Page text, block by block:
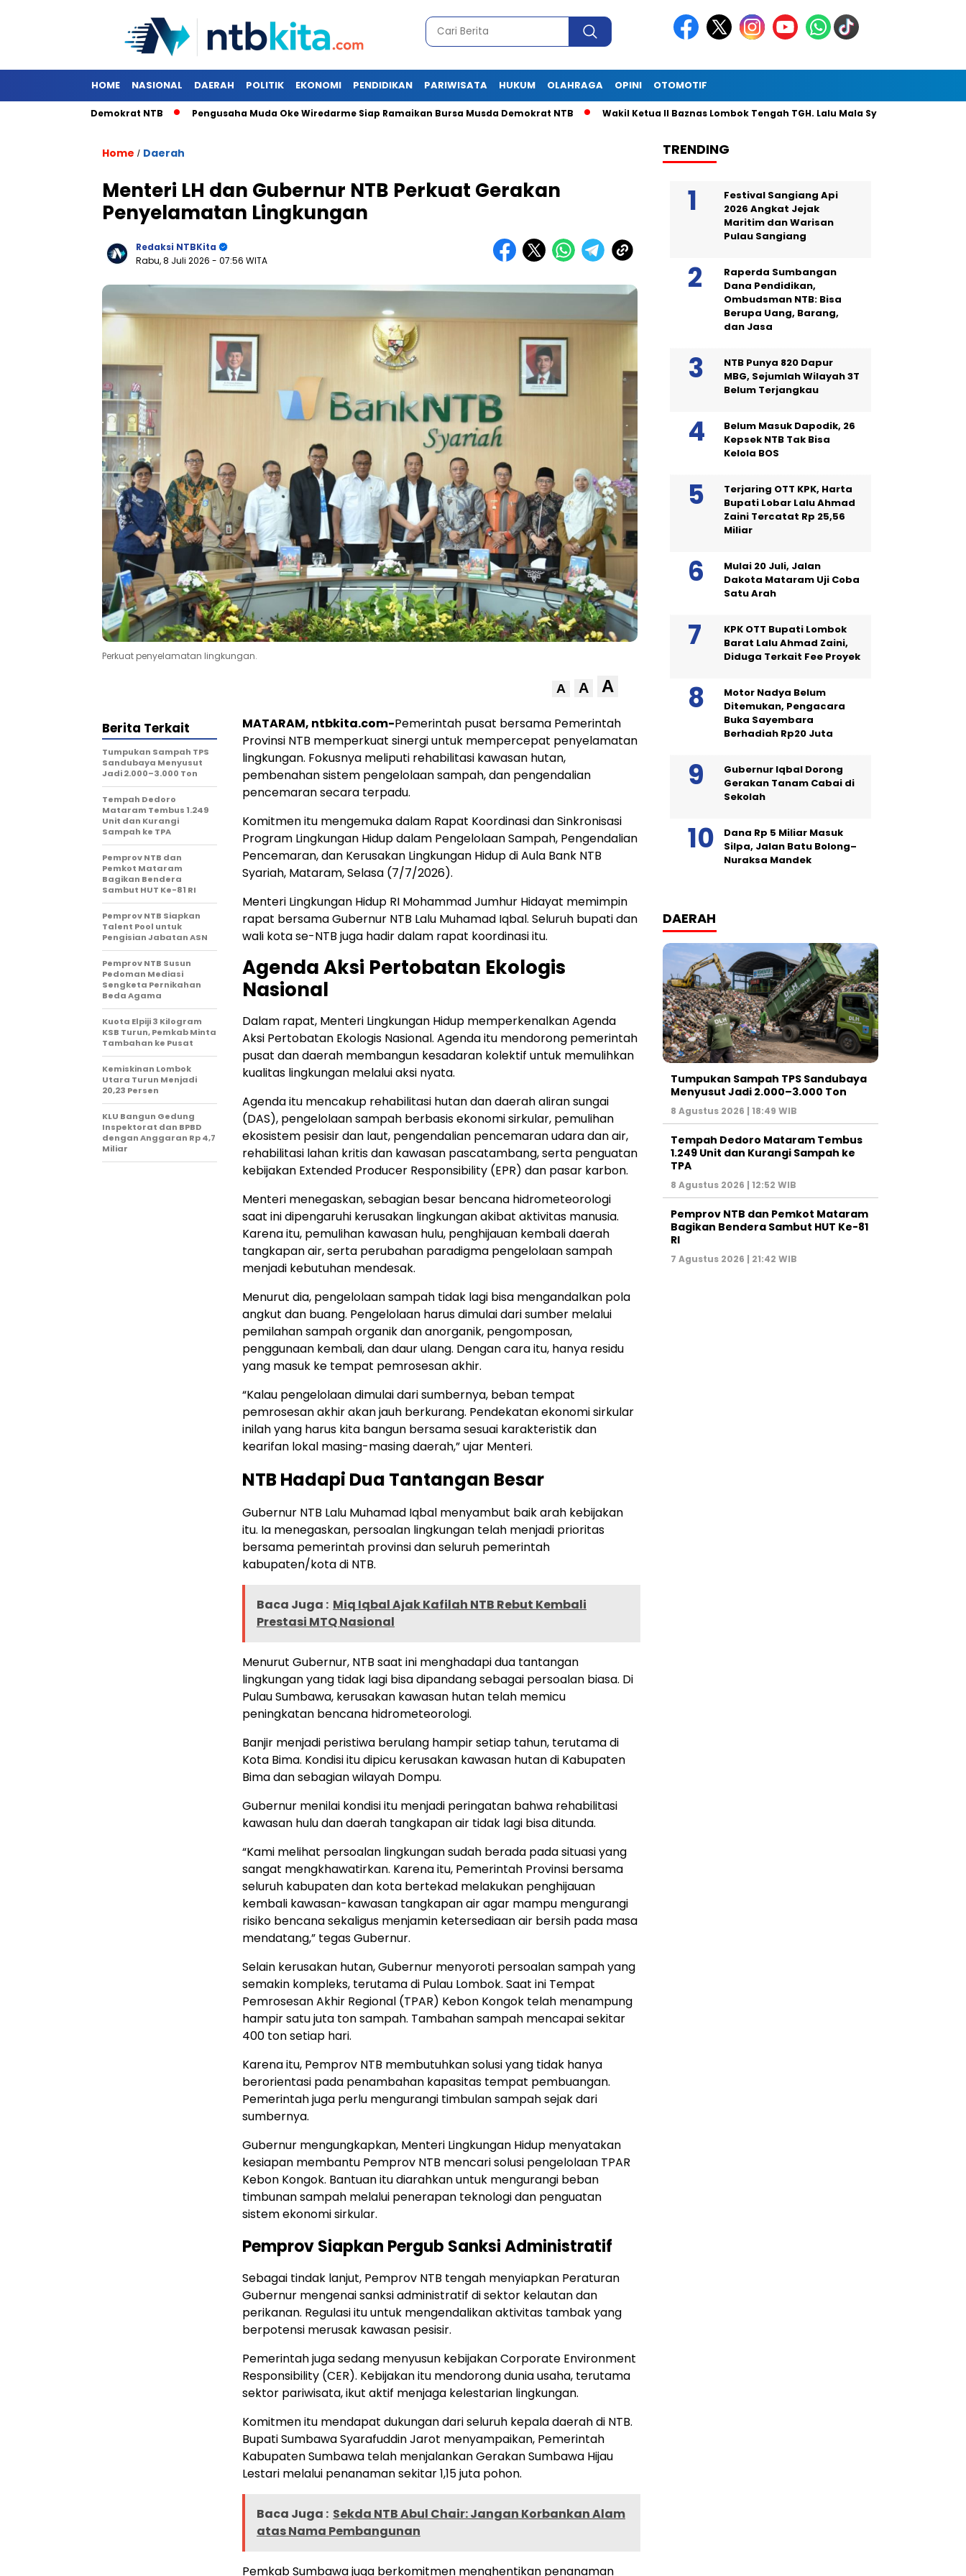
HOME NASIONAL DAERAH POLITIK EKONOMI PENDIDIKAN PARIWISATA HUKUM OLAHRAGA OPINI OTOMOTIF
Musda Demokrat NTB Pengusaha Muda Oke Wiredarme Siap Ramaikan Bursa Musda Demokrat NTB Wakil Ketua II Baznas Lombok Tengah TGH. Lalu Mala Syar’i Serahkan Bantuan
Home / Daerah
Menteri LH dan Gubernur NTB Perkuat Gerakan
Penyelamatan Lingkungan
Redaksi NTBKita
Rabu, 8 Juli 2026 - 07:56 WITA
Perkuat penyelamatan lingkungan.
A A A
MATARAM, ntbkita.com-Pemerintah pusat bersama Pemerintah
Provinsi NTB memperkuat sinergi untuk mempercepat penyelamatan
lingkungan. Fokusnya meliputi rehabilitasi kawasan hutan,
pembenahan sistem pengelolaan sampah, dan pengendalian
pencemaran secara terpadu.
Komitmen itu mengemuka dalam Rapat Koordinasi dan Sinkronisasi
Program Lingkungan Hidup dalam Pengelolaan Sampah, Pengendalian
Pencemaran, dan Kerusakan Lingkungan Hidup di Aula Bank NTB
Syariah, Mataram, Selasa (7/7/2026).
Menteri Lingkungan Hidup RI Mohammad Jumhur Hidayat memimpin
rapat bersama Gubernur NTB Lalu Muhamad Iqbal. Seluruh bupati dan
wali kota se-NTB juga hadir dalam rapat koordinasi itu.
Agenda Aksi Pertobatan Ekologis
Nasional
Dalam rapat, Menteri Lingkungan Hidup memperkenalkan Agenda
Aksi Pertobatan Ekologis Nasional. Agenda itu mendorong pemerintah
pusat dan daerah membangun kesadaran kolektif untuk memulihkan
kualitas lingkungan melalui aksi nyata.
Agenda itu mencakup rehabilitasi hutan dan daerah aliran sungai
(DAS), pengelolaan sampah berbasis ekonomi sirkular, pemulihan
ekosistem pesisir dan laut, pengendalian pencemaran udara dan air,
rehabilitasi lahan kritis dan kawasan pascatambang, serta penguatan
kebijakan Extended Producer Responsibility (EPR) dan pasar karbon.
Menteri menegaskan, sebagian besar bencana hidrometeorologi
saat ini dipengaruhi kerusakan lingkungan akibat aktivitas manusia.
Karena itu, pemulihan kawasan hulu, penghijauan kembali daerah
tangkapan air, serta perubahan paradigma pengelolaan sampah
menjadi kebutuhan mendesak.
Menurut dia, pengelolaan sampah tidak lagi bisa mengandalkan pola
angkut dan buang. Pengelolaan harus dimulai dari sumber melalui
pemilahan sampah organik dan anorganik, pengomposan,
penggunaan kembali, dan daur ulang. Dengan cara itu, hanya residu
yang masuk ke tempat pemrosesan akhir.
“Kalau pengelolaan dimulai dari sumbernya, beban tempat
pemrosesan akhir akan jauh berkurang. Pendekatan ekonomi sirkular
inilah yang harus kita bangun bersama sesuai karakteristik dan
kearifan lokal masing-masing daerah,” ujar Menteri.
NTB Hadapi Dua Tantangan Besar
Gubernur NTB Lalu Muhamad Iqbal menyambut baik arah kebijakan
itu. Ia menegaskan, persoalan lingkungan telah menjadi prioritas
bersama pemerintah provinsi dan seluruh pemerintah
kabupaten/kota di NTB.
Baca Juga : Miq Iqbal Ajak Kafilah NTB Rebut Kembali
Prestasi MTQ Nasional
Menurut Gubernur, NTB saat ini menghadapi dua tantangan
lingkungan yang tidak lagi bisa dipandang sebagai persoalan biasa. Di
Pulau Sumbawa, kerusakan kawasan hutan telah memicu
peningkatan bencana hidrometeorologi.
Banjir menjadi peristiwa berulang hampir setiap tahun, terutama di
Kota Bima. Kondisi itu dipicu kerusakan kawasan hutan di Kabupaten
Bima dan sebagian wilayah Dompu.
Gubernur menilai kondisi itu menjadi peringatan bahwa rehabilitasi
kawasan hulu dan daerah tangkapan air tidak lagi bisa ditunda.
“Kami melihat persoalan lingkungan sudah berada pada situasi yang
sangat mengkhawatirkan. Karena itu, Pemerintah Provinsi bersama
seluruh kabupaten dan kota bertekad melakukan penghijauan
kembali kawasan-kawasan tangkapan air agar mampu mengurangi
risiko bencana sekaligus menjamin ketersediaan air bersih pada masa
mendatang,” tegas Gubernur.
Selain kerusakan hutan, Gubernur menyoroti persoalan sampah yang
semakin kompleks, terutama di Pulau Lombok. Saat ini Tempat
Pemrosesan Akhir Regional (TPAR) Kebon Kongok telah menampung
hampir satu juta ton sampah. Tambahan sampah mencapai sekitar
400 ton setiap hari.
Karena itu, Pemprov NTB membutuhkan solusi yang tidak hanya
berorientasi pada penambahan kapasitas tempat pembuangan.
Pemerintah juga perlu mengurangi timbulan sampah sejak dari
sumbernya.
Gubernur mengungkapkan, Menteri Lingkungan Hidup menyatakan
kesiapan membantu Pemprov NTB mencari solusi pengelolaan TPAR
Kebon Kongok. Bantuan itu diarahkan untuk mengurangi beban
timbunan sampah melalui penerapan teknologi dan penguatan
sistem ekonomi sirkular.
Pemprov Siapkan Pergub Sanksi Administratif
Sebagai tindak lanjut, Pemprov NTB tengah menyiapkan Peraturan
Gubernur mengenai sanksi administratif di sektor kelautan dan
perikanan. Regulasi itu untuk mengendalikan aktivitas tambak yang
berpotensi merusak kawasan pesisir.
Pemerintah juga sedang menyusun kebijakan Corporate Environment
Responsibility (CER). Kebijakan itu mendorong dunia usaha, terutama
sektor pariwisata, ikut aktif menjaga kelestarian lingkungan.
Komitmen itu mendapat dukungan dari seluruh kepala daerah di NTB.
Bupati Sumbawa Syarafuddin Jarot menyampaikan, Pemerintah
Kabupaten Sumbawa telah menjalankan Gerakan Sumbawa Hijau
Lestari melalui penanaman sekitar 1,15 juta pohon.
Baca Juga : Sekda NTB Abul Chair: Jangan Korbankan Alam
atas Nama Pembangunan
Pemkab Sumbawa juga berkomitmen menghentikan penanaman
Berita Terkait
Tumpukan Sampah TPS
Sandubaya Menyusut
Jadi 2.000–3.000 Ton
Tempah Dedoro
Mataram Tembus 1.249
Unit dan Kurangi
Sampah ke TPA
Pemprov NTB dan
Pemkot Mataram
Bagikan Bendera
Sambut HUT Ke-81 RI
Pemprov NTB Siapkan
Talent Pool untuk
Pengisian Jabatan ASN
Pemprov NTB Susun
Pedoman Mediasi
Sengketa Pernikahan
Beda Agama
Kuota Elpiji 3 Kilogram
KSB Turun, Pemkab Minta
Tambahan ke Pusat
Kemiskinan Lombok
Utara Turun Menjadi
20,23 Persen
KLU Bangun Gedung
Inspektorat dan BPBD
dengan Anggaran Rp 4,7
Miliar
TRENDING
Festival Sangiang Api
2026 Angkat Jejak
Maritim dan Warisan
Pulau Sangiang
Raperda Sumbangan
Dana Pendidikan,
Ombudsman NTB: Bisa
Berupa Uang, Barang,
dan Jasa
NTB Punya 820 Dapur
MBG, Sejumlah Wilayah 3T
Belum Terjangkau
Belum Masuk Dapodik, 26
Kepsek NTB Tak Bisa
Kelola BOS
Terjaring OTT KPK, Harta
Bupati Lobar Lalu Ahmad
Zaini Tercatat Rp 25,56
Miliar
Mulai 20 Juli, Jalan
Dakota Mataram Uji Coba
Satu Arah
KPK OTT Bupati Lombok
Barat Lalu Ahmad Zaini,
Diduga Terkait Fee Proyek
Motor Nadya Belum
Ditemukan, Pengacara
Buka Sayembara
Berhadiah Rp20 Juta
Gubernur Iqbal Dorong
Gerakan Tanam Cabai di
Sekolah
Dana Rp 5 Miliar Masuk
Silpa, Jalan Batu Bolong–
Nuraksa Mandek
DAERAH
Tumpukan Sampah TPS Sandubaya
Menyusut Jadi 2.000–3.000 Ton
8 Agustus 2026 | 18:49 WIB
Tempah Dedoro Mataram Tembus
1.249 Unit dan Kurangi Sampah ke
TPA
8 Agustus 2026 | 12:52 WIB
Pemprov NTB dan Pemkot Mataram
Bagikan Bendera Sambut HUT Ke-81
RI
7 Agustus 2026 | 21:42 WIB